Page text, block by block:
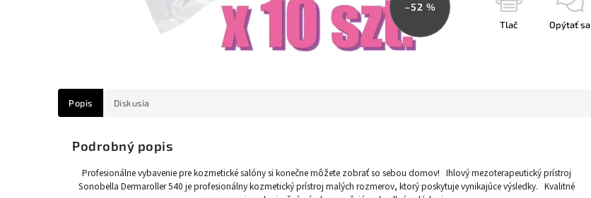
–52 %
Tlač Opýtať sa
Popis Diskusia
Podrobný popis
Profesionálne vybavenie pre kozmetické salóny si konečne môžete zobrať so sebou domov! Ihlový mezoterapeutický prístroj
Sonobella Dermaroller 540 je profesionálny kozmetický prístroj malých rozmerov, ktorý poskytuje vynikajúce výsledky. Kvalitné